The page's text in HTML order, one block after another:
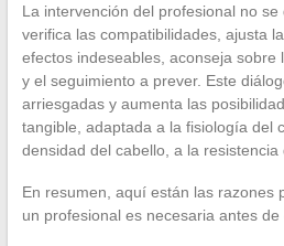
La intervención del profesional no
verifica las compatibilidades, ajusta
efectos indeseables, aconseja sobre
y el seguimiento a prever. Este
arriesgadas y aumenta las
tangible, adaptada a la fisiología del
densidad del cabello, a la resistencia
En resumen, aquí están las razones
un profesional es necesaria antes